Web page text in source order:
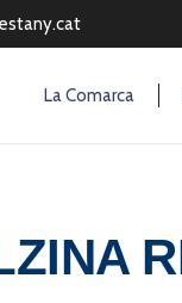
La Comarca